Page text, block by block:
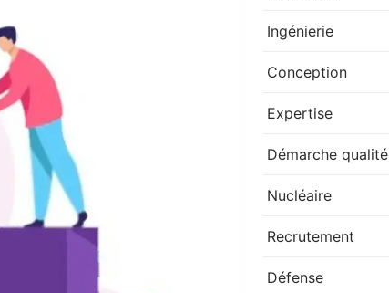
Ingénierie
Conception
Expertise
Démarche qualité
Nucléaire
Recrutement
Défense